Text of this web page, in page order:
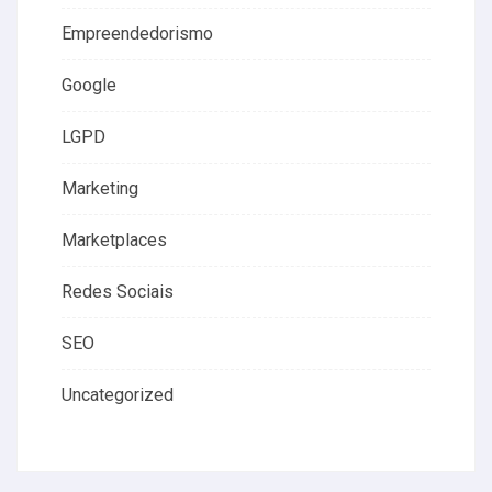
Empreendedorismo
Google
LGPD
Marketing
Marketplaces
Redes Sociais
SEO
Uncategorized